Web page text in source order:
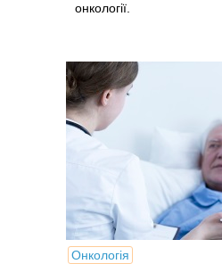
онкології.
Онкологія